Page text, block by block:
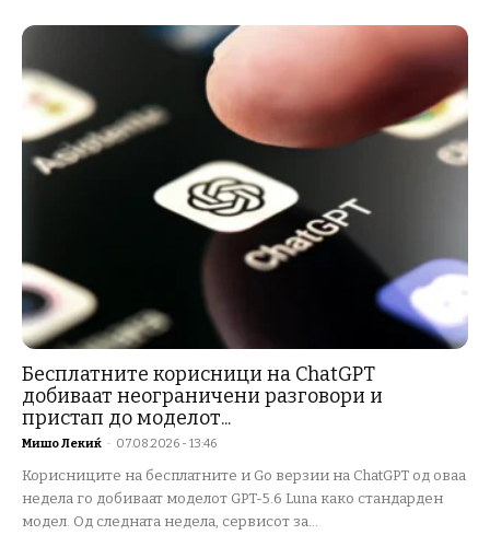
Бесплатните корисници на ChatGPT
добиваат неограничени разговори и
пристап до моделот...
Мишо Лекиќ - 07.08.2026 - 13:46
Корисниците на бесплатните и Go верзии на ChatGPT од оваа
недела го добиваат моделот GPT-5.6 Luna како стандарден
модел. Од следната недела, сервисот за...